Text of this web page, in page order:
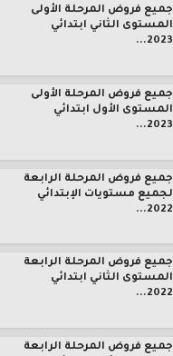
جميع فروض المرحلة الأولى
المستوى الثاني ابتدائي
2023...
جميع فروض المرحلة الأولى
المستوى الأول ابتدائي
2023...
جميع فروض المرحلة الرابعة
لجميع مستويات الإبتدائي
2022...
جميع فروض المرحلة الرابعة
المستوى الثاني ابتدائي
2022...
جميع فروض المرحلة الرابعة